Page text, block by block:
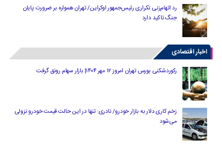
رد اتهام‌زنی تکراری رئیس‌جمهور اوکراین/ تهران همواره بر ضرورت پایان
جنگ تاکید دارد
اخبار اقتصادی
رکوردشکنی بورس تهران امروز ۱۲ مهر ۱۴۰۴| بازار سهام رونق گرفت
زخم کاری دلار به بازار خودرو/ نادری: تنها در این حالت قیمت خودرو نزولی
می‌شود